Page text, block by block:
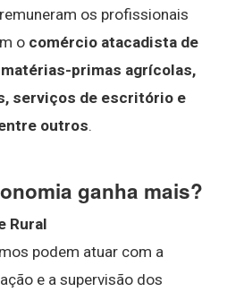
os profissionais
o comércio atacadista de
primas agrícolas,
serviços de escritório e
outros.
ganha mais?
Rural
podem atuar com a
e a supervisão dos